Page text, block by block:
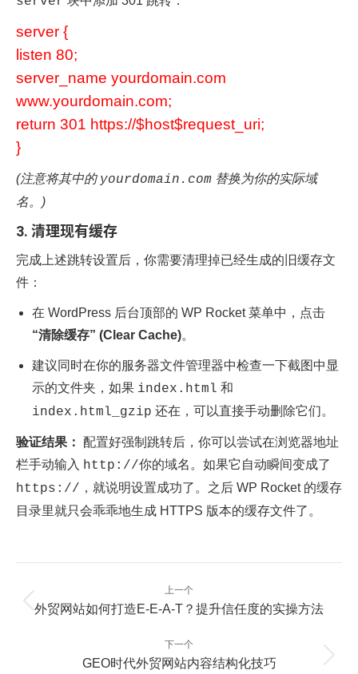
server {
listen 80;
server_name yourdomain.com
www.yourdomain.com;
return 301 https://$host$request_uri;
}
(注意将其中的 yourdomain.com 替换为你的实际域
名。)
3. 清理现有缓存
完成上述跳转设置后，你需要清理掉已经生成的旧缓存文
件：
在 WordPress 后台顶部的 WP Rocket 菜单中，点击
“清除缓存” (Clear Cache)。
建议同时在你的服务器文件管理器中检查一下截图中显
示的文件夹，如果 index.html 和
index.html_gzip 还在，可以直接手动删除它们。
验证结果：
配置好强制跳转后，你可以尝试在浏览器地址
栏手动输入 http://你的域名 。如果它自动瞬间变成了
https:// ，就说明设置成功了。之后 WP Rocket 的缓存
目录里就只会乖乖地生成 HTTPS 版本的缓存文件了。
文
章
上一个
上
篇：
外贸网站如何打造E-E-A-T？提升信任度的实操方法
下一个
下
GEO时代外贸网站内容结构化技巧